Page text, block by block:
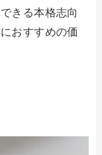
きる本格志向
おすすめの価